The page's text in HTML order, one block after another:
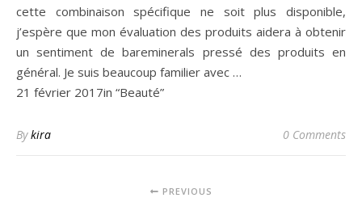
cette combinaison spécifique ne soit plus disponible,
j’espère que mon évaluation des produits aidera à obtenir
un sentiment de bareminerals pressé des produits en
général. Je suis beaucoup familier avec …
21 février 2017in “Beauté”
Bykira 0 Comments
PREVIOUS